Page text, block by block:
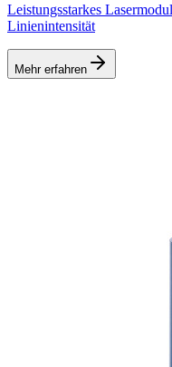
Leistungsstarkes
Linienintensität
Mehr erfahren